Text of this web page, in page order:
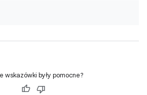
wskazówki były pomocne?